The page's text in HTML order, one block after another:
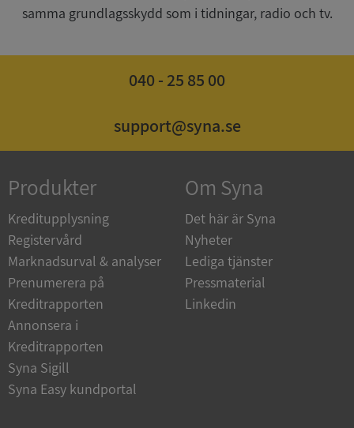
samma grundlagsskydd som i tidningar, radio och tv.
040 - 25 85 00
support@syna.se
Produkter
Kreditupplysning
Registervård
Marknadsurval & analyser
Prenumerera på
Kreditrapporten
Annonsera i
Kreditrapporten
Syna Sigill
Syna Easy kundportal
Om Syna
Det här är Syna
Nyheter
Lediga tjänster
Pressmaterial
Linkedin
__RequestVerificationToken
Microsoft
upplysningar.syna.se